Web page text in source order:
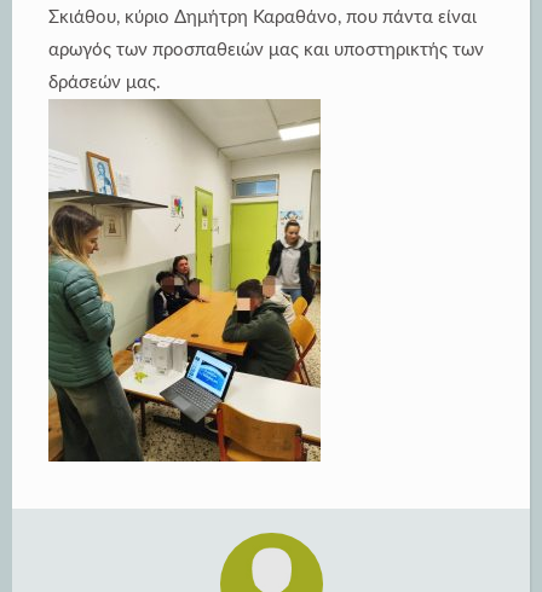
Σκιάθου, κύριο Δημήτρη Καραθάνο, που πάντα είναι
αρωγός των προσπαθειών μας και υποστηρικτής των
δράσεών μας.